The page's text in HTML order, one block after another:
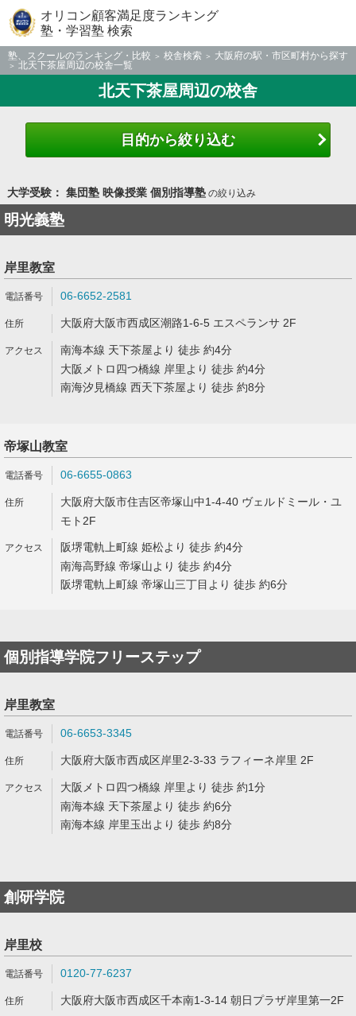
オリコン顧客満足度ランキング
塾・学習塾 検索
塾、スクールのランキング・比較 校舎検索
大阪府の駅・市区町村から探す
北天下茶屋周辺の校舎一覧
北天下茶屋周辺の校舎
目的から絞り込む
大学受験： 集団塾 映像授業 個別指導塾の絞り込み
明光義塾
岸里教室
06-6652-2581
大阪府大阪市西成区潮路1-6-5 エスペランサ 2F
南海本線 天下茶屋より 徒歩 約4分
大阪メトロ四つ橋線 岸里より 徒歩 約4分
南海汐見橋線 西天下茶屋より 徒歩 約8分
帝塚山教室
06-6655-0863
大阪府大阪市住吉区帝塚山中1-4-40 ヴェルドミール・ユ
モト2F
阪堺電軌上町線 姫松より 徒歩 約4分
南海高野線 帝塚山より 徒歩 約4分
阪堺電軌上町線 帝塚山三丁目より 徒歩 約6分
個別指導学院フリーステップ
岸里教室
06-6653-3345
大阪府大阪市西成区岸里2-3-33 ラフィーネ岸里 2F
大阪メトロ四つ橋線 岸里より 徒歩 約1分
南海本線 天下茶屋より 徒歩 約6分
南海本線 岸里玉出より 徒歩 約8分
創研学院
岸里校
0120-77-6237
大阪府大阪市西成区千本南1-3-14 朝日プラザ岸里第一2F